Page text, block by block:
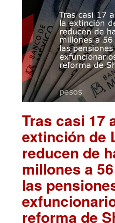
Tras casi 17
extinción de
reducen de
millones a
las
reforma de